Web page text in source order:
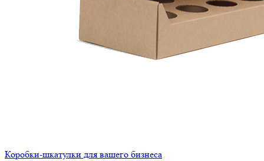
Коробки-шкатулки для вашего бизнеса